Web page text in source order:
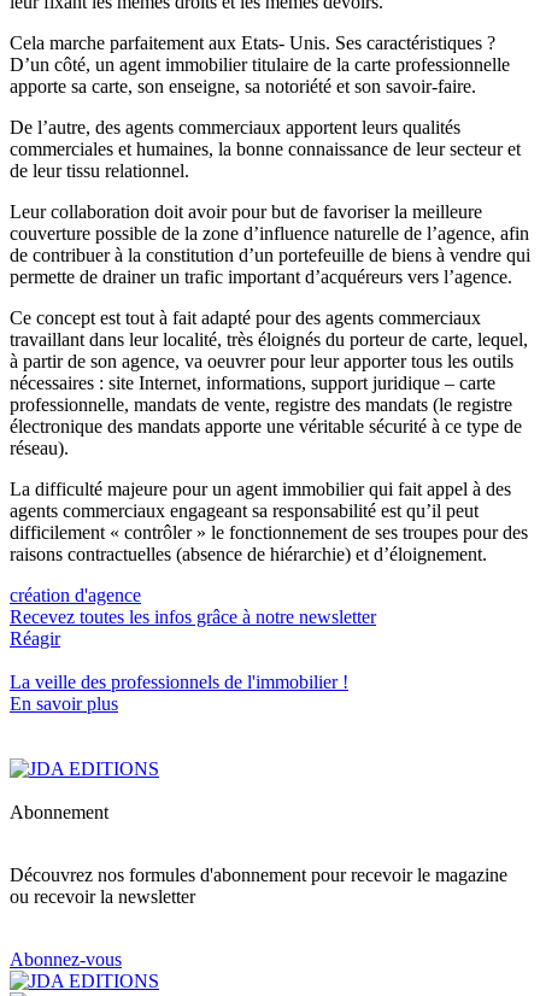
Cela marche parfaitement aux Etats- Unis. Ses caractéristiques ?
D’un côté, un agent immobilier titulaire de la carte professionnelle
apporte sa carte, son enseigne, sa notoriété et son savoir-faire.
De l’autre, des agents commerciaux apportent leurs qualités
commerciales et humaines, la bonne connaissance de leur secteur et
de leur tissu relationnel.
Leur collaboration doit avoir pour but de favoriser la meilleure
couverture possible de la zone d’influence naturelle de l’agence, afin
de contribuer à la constitution d’un portefeuille de biens à vendre qui
permette de drainer un trafic important d’acquéreurs vers l’agence.
Ce concept est tout à fait adapté pour des agents commerciaux
travaillant dans leur localité, très éloignés du porteur de carte, lequel,
à partir de son agence, va oeuvrer pour leur apporter tous les outils
nécessaires : site Internet, informations, support juridique – carte
professionnelle, mandats de vente, registre des mandats (le registre
électronique des mandats apporte une véritable sécurité à ce type de
réseau).
La difficulté majeure pour un agent immobilier qui fait appel à des
agents commerciaux engageant sa responsabilité est qu’il peut
difficilement « contrôler » le fonctionnement de ses troupes pour des
raisons contractuelles (absence de hiérarchie) et d’éloignement.
création d'agence
Recevez toutes les infos grâce à notre newsletter
Réagir
La veille des professionnels de l'immobilier!
En savoir plus
Abonnement
Découvrez nos formules d'abonnement pour recevoir le magazine
ou recevoir la newsletter
Abonnez-vous